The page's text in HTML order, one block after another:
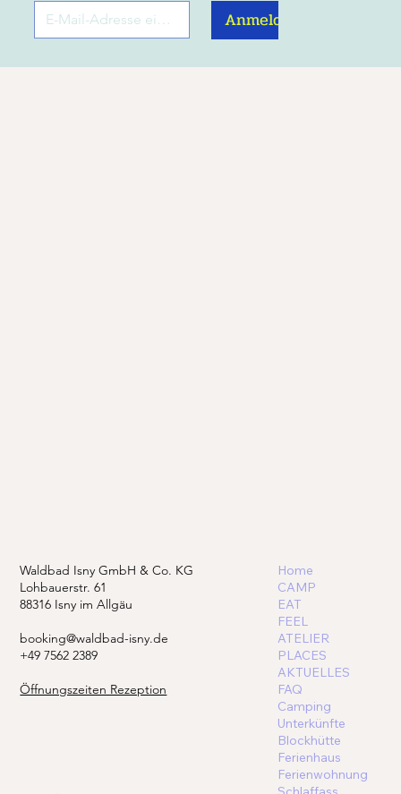
Anmelden
Waldbad Isny GmbH & Co. KG
Lohbauerstr. 61
88316 Isny im Allgäu
booking@waldbad-isny.de
+49 7562 2389
Öffnungszeiten Rezeption
Home
CAMP
EAT
FEEL
ATELIER
PLACES
AKTUELLES
FAQ
Camping
Unterkünfte
Blockhütte
Ferienhaus
Ferienwohnung